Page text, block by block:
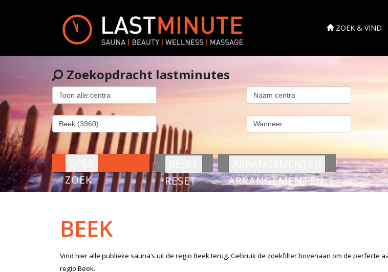
ZOEK & VIND
Zoekopdracht lastminutes
ZOEK RESET ARRANGEMENTEN
BEEK
Vind hier alle publieke sauna’s uit de regio Beekterug. Gebruik de zoekfilter bovenaan om de perfecte
regio Beek.